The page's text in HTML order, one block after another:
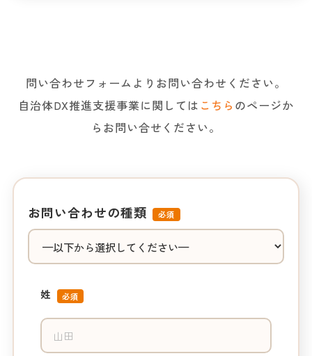
問い合わせフォームよりお問い合わせください。
自治体DX推進支援事業に関しては こちら のページか
らお問い合せください。
お問い合わせの種類 必須
姓 必須